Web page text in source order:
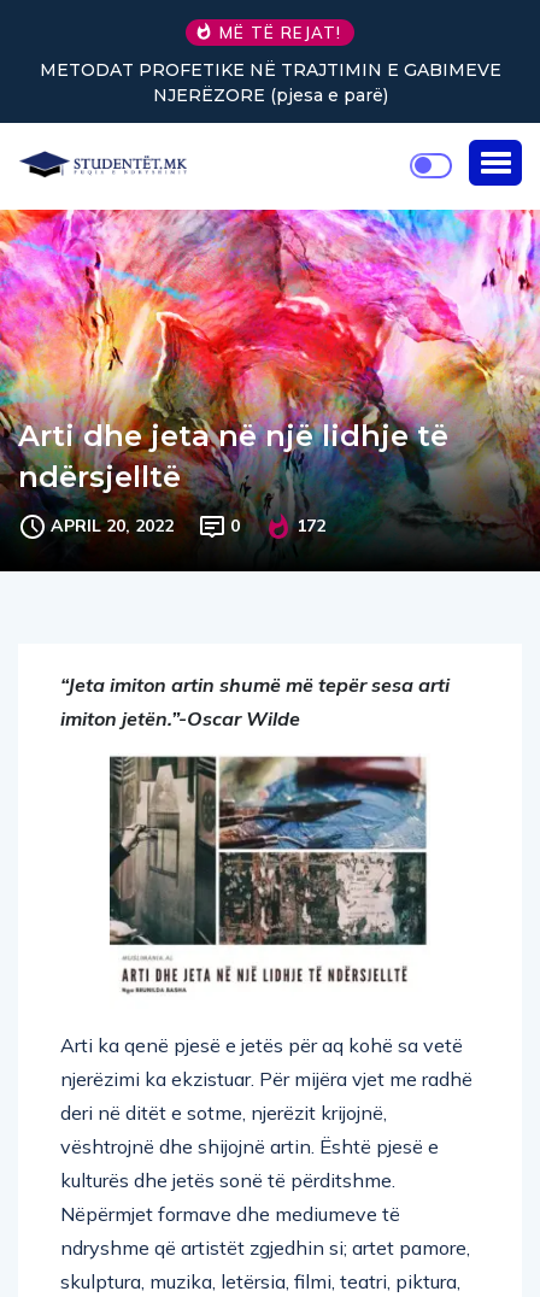
MË TË REJAT!
Nuk keni vullnet për të punuar? Tre truke të vogla
rikthejnë energjinë
Arti dhe jeta në një lidhje të
ndërsjelltë
APRIL 20, 2022 0 172
“Jeta imiton artin shumë më tepër sesa arti
imiton jetën.”-Oscar Wilde
Arti ka qenë pjesë e jetës për aq kohë sa vetë
njerëzimi ka ekzistuar. Për mijëra vjet me radhë
deri në ditët e sotme, njerëzit krijojnë,
vështrojnë dhe shijojnë artin. Është pjesë e
kulturës dhe jetës sonë të përditshme.
Nëpërmjet formave dhe mediumeve të
ndryshme që artistët zgjedhin si; artet pamore,
skulptura, muzika, letërsia, filmi, teatri, piktura,